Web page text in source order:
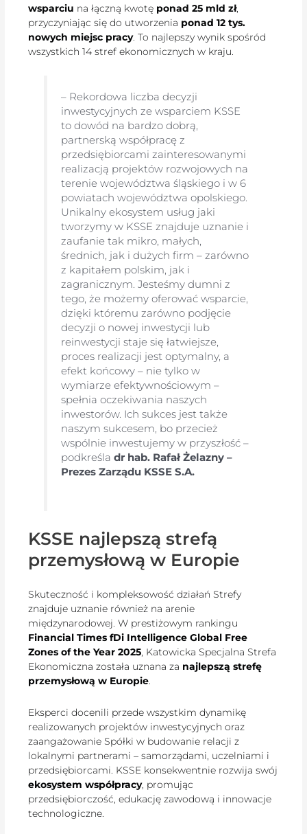
wsparciu na łączną kwotę ponad 25 mld zł,
przyczyniając się do utworzenia ponad 12 tys.
nowych miejsc pracy. To najlepszy wynik spośród
wszystkich 14 stref ekonomicznych w kraju.
– Rekordowa liczba decyzji
inwestycyjnych ze wsparciem KSSE
to dowód na bardzo dobrą,
partnerską współpracę z
przedsiębiorcami zainteresowanymi
realizacją projektów rozwojowych na
terenie województwa śląskiego i w 6
powiatach województwa opolskiego.
Unikalny ekosystem usług jaki
tworzymy w KSSE znajduje uznanie i
zaufanie tak mikro, małych,
średnich, jak i dużych firm – zarówno
z kapitałem polskim, jak i
zagranicznym. Jesteśmy dumni z
tego, że możemy oferować wsparcie,
dzięki któremu zarówno podjęcie
decyzji o nowej inwestycji lub
reinwestycji staje się łatwiejsze,
proces realizacji jest optymalny, a
efekt końcowy – nie tylko w
wymiarze efektywnościowym –
spełnia oczekiwania naszych
inwestorów. Ich sukces jest także
naszym sukcesem, bo przecież
wspólnie inwestujemy w przyszłość –
podkreśla dr hab. Rafał Żelazny –
Prezes Zarządu KSSE S.A.
KSSE najlepszą strefą
przemysłową w Europie
Skuteczność i kompleksowość działań Strefy
znajduje uznanie również na arenie
międzynarodowej. W prestiżowym rankingu
Financial Times fDi Intelligence Global Free
Zones of the Year 2025, Katowicka Specjalna Strefa
Ekonomiczna została uznana za najlepszą strefę
przemysłową w Europie.
Eksperci docenili przede wszystkim dynamikę
realizowanych projektów inwestycyjnych oraz
zaangażowanie Spółki w budowanie relacji z
lokalnymi partnerami – samorządami, uczelniami i
przedsiębiorcami. KSSE konsekwentnie rozwija swój
ekosystem współpracy, promując
przedsiębiorczość, edukację zawodową i innowacje
technologiczne.